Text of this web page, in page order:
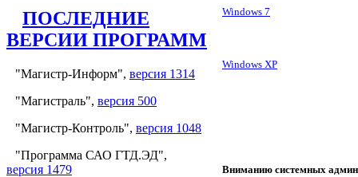
ПОСЛЕДНИЕ
ВЕРСИИ ПРОГРАММ
"Магистр-Информ", версия 1314
"Магистраль", версия 500
"Магистр-Контроль", версия 1048
"Программа САО ГТД.ЭД",
версия 1479
Windows 7
Windows XP
Вниманию системных